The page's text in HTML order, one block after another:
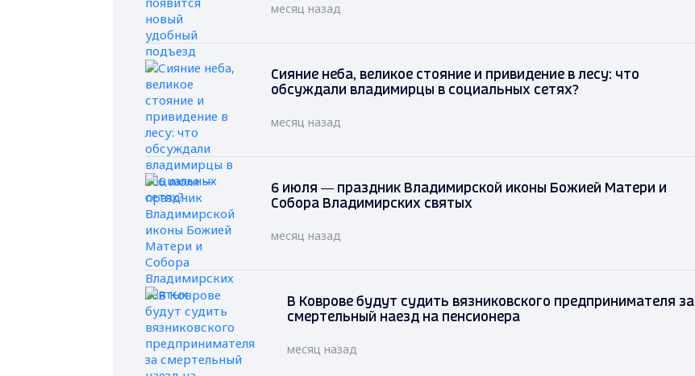
месяц назад
Сияние неба, великое стояние и привидение в лесу: что
обсуждали владимирцы в социальных сетях?
месяц назад
6 июля — праздник Владимирской иконы Божией Матери и
Собора Владимирских святых
месяц назад
В Коврове будут судить вязниковского предпринимателя за
смертельный наезд на пенсионера
месяц назад